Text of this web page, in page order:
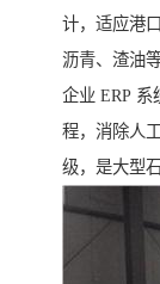
计，适应港
沥青、渣油
企业 ERP
程，消除人
级，是大型